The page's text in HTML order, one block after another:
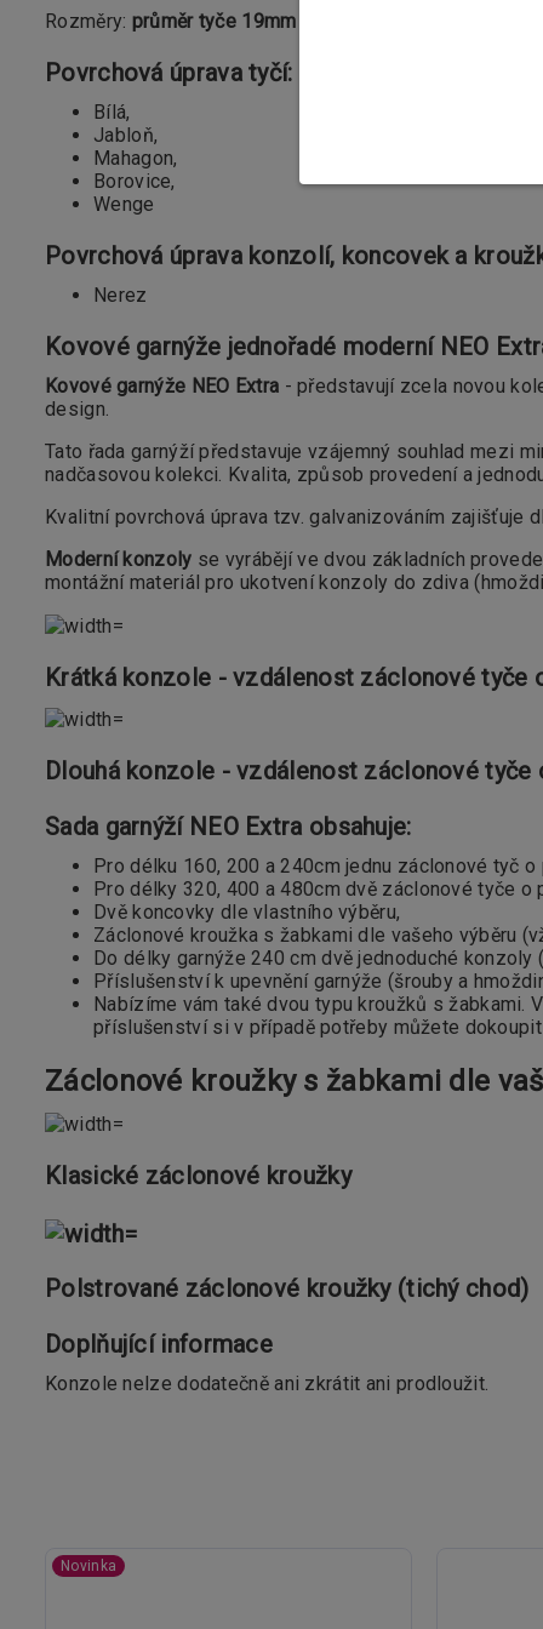
Rozměry: průměr tyče 19mm
Povrchová úprava tyčí:
Bílá,
Jabloň,
Mahagon,
Borovice,
Wenge
Povrchová úprava konzolí, koncovek a
Nerez
Kovové garnýže jednořadé moderní NEO
Kovové garnýže NEO Extra - představují zcela novou
design.
Tato řada garnýží představuje vzájemný souhlad mezi
nadčasovou kolekci. Kvalita, způsob provedení a
Kvalitní povrchová úprava tzv. galvanizováním zajišťuje
Moderní konzoly se vyrábějí ve dvou základních
montážní materiál pro ukotvení konzoly do zdiva
Krátká konzole - vzdálenost záclonové tyče
Dlouhá konzole - vzdálenost záclonové tyče
Sada garnýží NEO Extra obsahuje:
Pro délku 160, 200 a 240cm jednu záclonové tyč o
Pro délky 320, 400 a 480cm dvě záclonové tyče o
Dvě koncovky dle vlastního výběru,
Záclonové kroužka s žabkami dle vašeho výběru
Do délky garnýže 240 cm dvě jednoduché
Příslušenství k upevnění garnýže (šrouby a
Nabízíme vám také dvou typu kroužků s
příslušenství si v případě potřeby můžete dokoupit
Záclonové kroužky s žabkami dle
Klasické záclonové kroužky
Polstrované záclonové kroužky (tichý chod)
Doplňující informace
Konzole nelze dodatečně ani zkrátit ani prodloužit.
Novinka